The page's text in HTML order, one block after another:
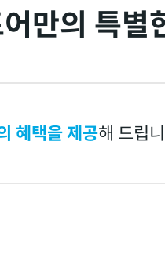
만의 특별
혜택을 제공해 드립